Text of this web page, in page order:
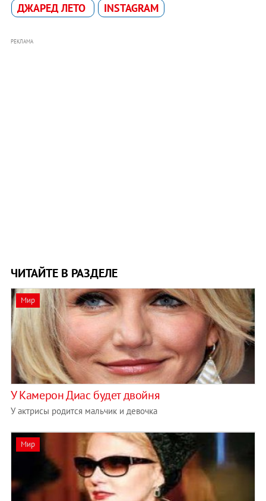
ДЖАРЕД ЛЕТО INSTAGRAM
РЕКЛАМА
ЧИТАЙТЕ В РАЗДЕЛЕ
Мир
У Камерон Диас будет двойня
У актрисы родится мальчик и девочка
Мир